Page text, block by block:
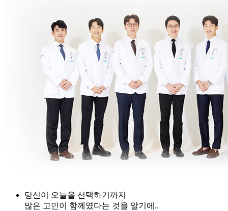
당신이 오늘을 선택하기까지
많은 고민이 함께였다는 것을 알기에..